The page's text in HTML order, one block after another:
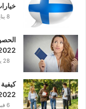
8 يناير، 2022
28 يناير، 2022
6 فبراير، 2022